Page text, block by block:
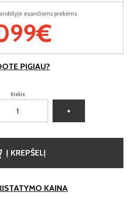
esančioms prekėms
PIGIAU?
Kiekis:
+
Į KREPŠELĮ
KAINA